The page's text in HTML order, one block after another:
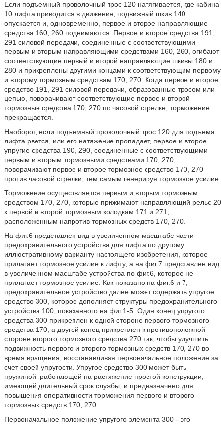
Если подъемный проволочный трос 120 натягивается, где кабина
10 лифта приводится в движение, подвижный шкив 140
опускается и, одновременно, первое и второе направляющие
средства 160, 260 поднимаются. Первое и второе средства 191,
291 силовой передачи, соединенные с соответствующими
первым и вторым направляющими средствами 160, 260, огибают
соответствующие первый и второй направляющие шкивы 180 и
280 и прикреплены другими концами к соответствующим первому
и второму тормозным средствам 170, 270. Когда первое и второе
средство 191, 291 силовой передачи, образованные тросом или
цепью, поворачивают соответствующие первое и второй
тормозные средства 170, 270 по часовой стрелке, торможение
прекращается.
Наоборот, если подъемный проволочный трос 120 для подъема
лифта рвется, или его натяжение пропадает, первое и второе
упругие средства 190, 290, соединенные с соответствующими
первым и вторым тормозными средствами 170, 270,
поворачивают первое и второе тормозное средство 170, 270
против часовой стрелки, тем самым генерируя тормозное усилие.
Торможение осуществляется первым и вторым тормозным
средством 170, 270, которые прижимают направляющий рельс 20
к первой и второй тормозным колодкам 171 и 271,
расположенным напротив тормозных средств 170, 270.
На фиг.6 представлен вид в увеличенном масштабе части
предохранительного устройства для лифта по другому
иллюстративному варианту настоящего изобретения, которое
прилагает тормозное усилие к лифту, а на фиг.7 представлен вид
в увеличенном масштабе устройства по фиг.6, которое не
прилагает тормозное усилие. Как показано на фиг.6 и 7,
предохранительное устройство далее может содержать упругое
средство 300, которое дополняет структуры предохранительного
устройства 100, показанного на фиг.1-5. Один конец упругого
средства 300 прикреплен к одной стороне первого тормозного
средства 170, а другой конец прикреплен к противоположной
стороне второго тормозного средства 270 так, чтобы улучшить
подвижность первого и второго тормозных средств 170, 270 во
время вращения, восстанавливая первоначальное положение за
счет своей упругости. Упругое средство 300 может быть
пружиной, работающей на растяжение простой конструкции,
имеющей длительный срок службы, и предназначено для
повышения оперативности торможения первого и второго
тормозных средств 170, 270.
Первоначальное положение упругого элемента 300 - это